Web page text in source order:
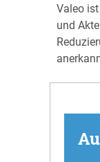
Valeo
und